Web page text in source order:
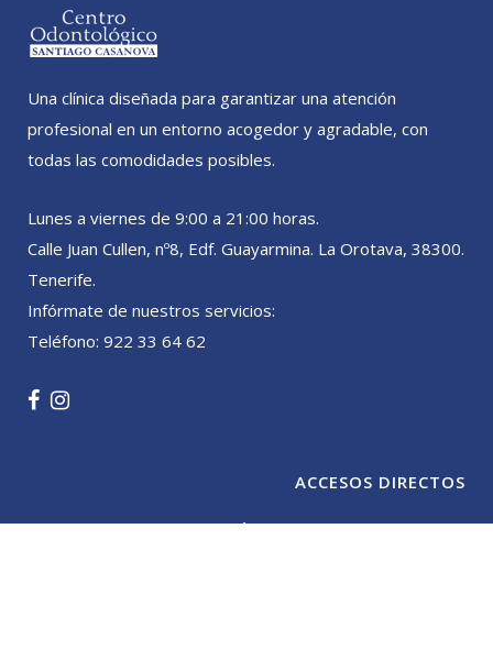
Una clínica diseñada para garantizar una atención
profesional en un entorno acogedor y agradable, con
todas las comodidades posibles.
Lunes a viernes de 9:00 a 21:00 horas.
Calle Juan Cullen, nº8, Edf. Guayarmina. La Orotava, 38300.
Tenerife.
Infórmate de nuestros servicios:
Teléfono: 922 33 64 62
ACCESOS DIRECTOS
CENTRO ODONTOLÓGICO SANTIAGO CASANOVA